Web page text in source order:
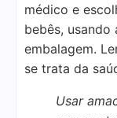
médico e
bebês, usando
embalagem.
se trata da
Usar